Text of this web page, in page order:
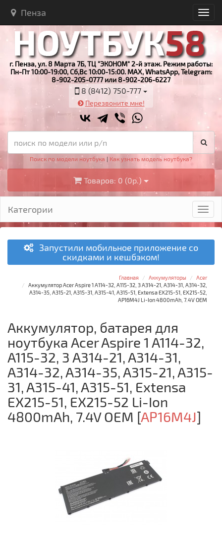
Пенза
г. Пенза, ул. 8 Марта 7Б, ТЦ "ЭКОНОМ" 2-й этаж. Режим работы:
Пн-Пт 10:00-19:00, Сб,Вс 10:00-15:00. MAX, WhatsApp, Telegram:
8-902-205-0777 или 8-902-206-6227
8 (8412) 750-777
Перезвоните мне!
Поиск по модели ноутбука | Как узнать модель ноутбука?
Товаров: 0 (0р.)
Категории
Запустили мобильное приложение со
скидками и кешбэком!
Главная Аккумуляторы
Acer
Аккумулятор Acer Aspire 1 A114-32, A115-32, 3 A314-21, A314-31, A314-32,
A314-35, A315-21, A315-31, A315-41, A315-51, Extensa EX215-51, EX215-52,
AP16M4J Li-Ion 4800mAh, 7.4V OEM
Аккумулятор, батарея для
ноутбука Acer Aspire 1 A114-32,
A115-32, 3 A314-21, A314-31,
A314-32, A314-35, A315-21, A315-
31, A315-41, A315-51, Extensa
EX215-51, EX215-52 Li-Ion
4800mAh, 7.4V OEM [AP16M4J]